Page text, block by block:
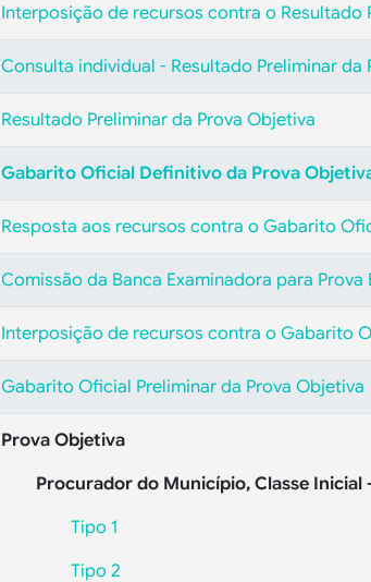
Interposição de recursos contra o Resultado
Consulta individual - Resultado Preliminar da
Resultado Preliminar da Prova Objetiva
Gabarito Oficial Definitivo da Prova
Resposta aos recursos contra o Gabarito
Comissão da Banca Examinadora para
Interposição de recursos contra o Gabarito
Gabarito Oficial Preliminar da Prova Objetiva
Prova Objetiva
Procurador do Município, Classe Inicial
Tipo 1
Tipo 2